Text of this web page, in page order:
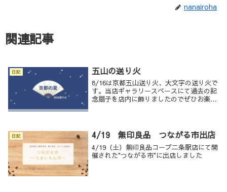
nanairoha
関連記事
日記 五山の送り火
8/16は京都五山送り火、大文字の送り火で
す。当店ギャラリースペースにて過去の記
念扇子を店内に飾りましたのでぜひお楽し
日記 4/19 無印良品 つながる市出店
4/19（土）無印良品コープ二条駅店にて開
催された"つながる市"に出店しました